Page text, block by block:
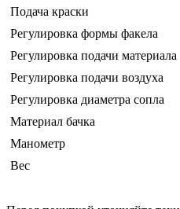
Подача краски
Регулировка формы факела
Регулировка подачи материала
Регулировка подачи воздуха
Регулировка диаметра сопла
Материал бачка
Манометр
Вес